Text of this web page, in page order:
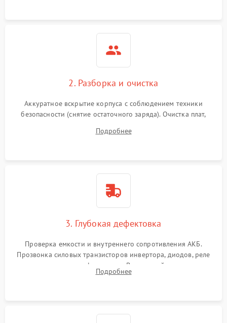
2. Разборка и очистка
Аккуратное вскрытие корпуса с соблюдением техники
безопасности (снятие остаточного заряда). Очистка плат,
и кистей для предотвращения перегрева и замыканий.
Подробнее
3. Глубокая дефектовка
Проверка емкости и внутреннего сопротивления АКБ.
Прозвонка силовых транзисторов инвертора, диодов, реле
переключения и трансформатора. Визуальный поиск вздутых
конденсаторов и прогаров на печатной плате.
Подробнее